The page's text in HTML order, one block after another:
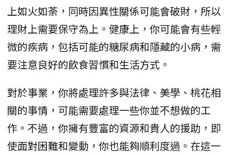
上如火如荼，同時因異性關係可能會破財，所以
理財上需要保守為上。健康上，你可能會有些輕
微的疾病，包括可能的糖尿病和隱藏的小病，需
要注意良好的飲食習慣和生活方式。
對於事業，你將處理許多與法律、美學、桃花相
關的事情，可能需要處理一些你並不想做的工
作。不過，你擁有豐富的資源和貴人的援助，即
使面對困難和變動，你也能夠順利度過。在這一